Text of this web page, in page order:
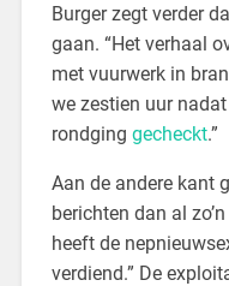
Burger zegt verder
gaan. “Het verhaal
met vuurwerk in
we zestien uur
rondging gecheckt.”
Aan de andere kant
berichten dan al
heeft de
verdiend.” De